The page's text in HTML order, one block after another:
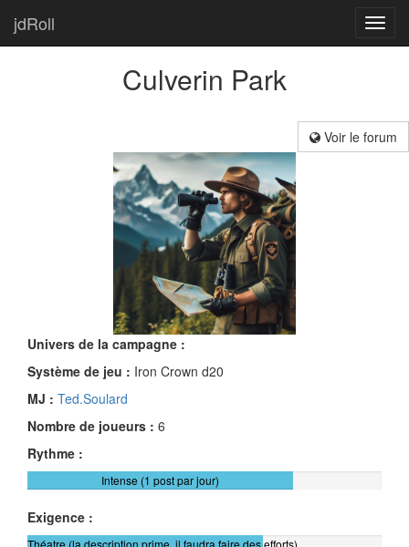
jdRoll
Culverin Park
Voir le forum
Univers de la campagne :
Système de jeu : Iron Crown d20
MJ : Ted.Soulard
Nombre de joueurs : 6
Rythme :
Intense (1 post par jour)
Exigence :
Théatre (la description prime, il faudra faire des efforts)